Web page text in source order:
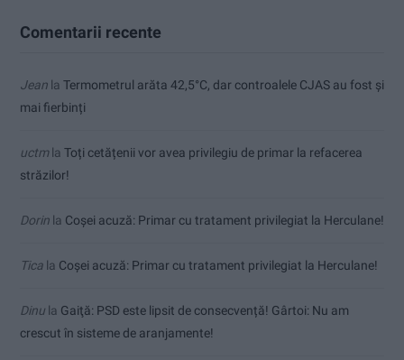
Comentarii recente
Jean la Termometrul arăta 42,5°C, dar controalele CJAS au fost și
mai fierbinți
uctmla Toți cetățenii vor avea privilegiu de primar la refacerea
străzilor!
Dorin la Coșei acuză: Primar cu tratament privilegiat la Herculane!
Tica la Coșei acuză: Primar cu tratament privilegiat la Herculane!
Dinu la Gaiţă: PSD este lipsit de consecvență! Gârtoi: Nu am
crescut în sisteme de aranjamente!